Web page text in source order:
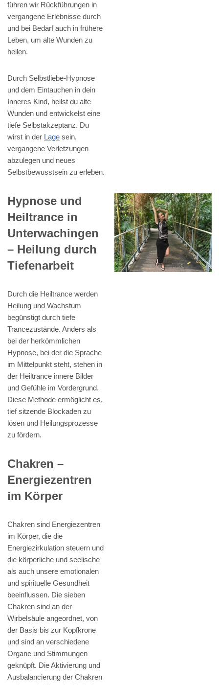
führen wir Rückführungen in
vergangene Erlebnisse durch
und bei Bedarf auch in frühere
Leben, um alte Wunden zu
heilen.
Durch Selbstliebe-Hypnose
und dem Eintauchen in dein
Inneres Kind, heilst du alte
Wunden und entwickelst eine
tiefe Selbstakzeptanz. Du
wirst in der Lage sein,
vergangene Verletzungen
abzulegen und neues
Selbstbewusstsein zu erleben.
Hypnose und
Heiltrance in
Unterwachingen
– Heilung durch
Tiefenarbeit
Durch die Heiltrance werden
Heilung und Wachstum
begünstigt durch tiefe
Trancezustände. Anders als
bei der herkömmlichen
Hypnose, bei der die Sprache
im Mittelpunkt steht, stehen in
der Heiltrance innere Bilder
und Gefühle im Vordergrund.
Diese Methode ermöglicht es,
tief sitzende Blockaden zu
lösen und Heilungsprozesse
zu fördern.
Chakren –
Energiezentren
im Körper
Chakren sind Energiezentren
im Körper, die die
Energiezirkulation steuern und
die körperliche und seelische
als auch unsere emotionalen
und spirituelle Gesundheit
beeinflussen. Die sieben
Chakren sind an der
Wirbelsäule angeordnet, von
der Basis bis zur Kopfkrone
und sind an verschiedene
Organe und Stimmungen
geknüpft. Die Aktivierung und
Ausbalancierung der Chakren